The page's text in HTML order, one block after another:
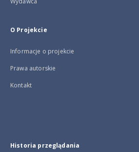
O Projekcie
Informacje o projekcie
Prawa autorskie
Kontakt
Historia przeglądania